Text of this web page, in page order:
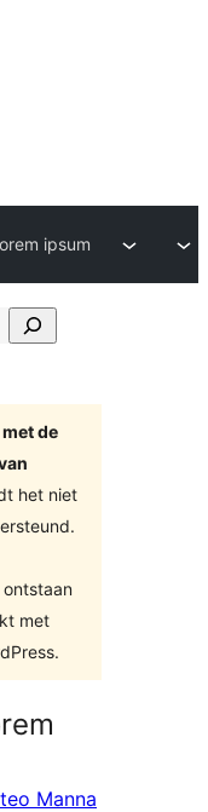
ipsum
de
het niet
met
Manna